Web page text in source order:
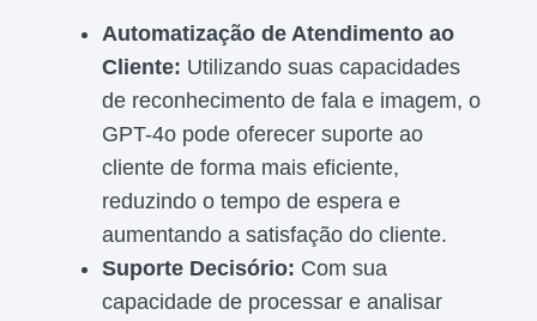
Automatização de Atendimento ao
Cliente: Utilizando suas capacidades
de reconhecimento de fala e imagem, o
GPT-4o pode oferecer suporte ao
cliente de forma mais eficiente,
reduzindo o tempo de espera e
aumentando a satisfação do cliente.
Suporte Decisório: Com sua
capacidade de processar e analisar